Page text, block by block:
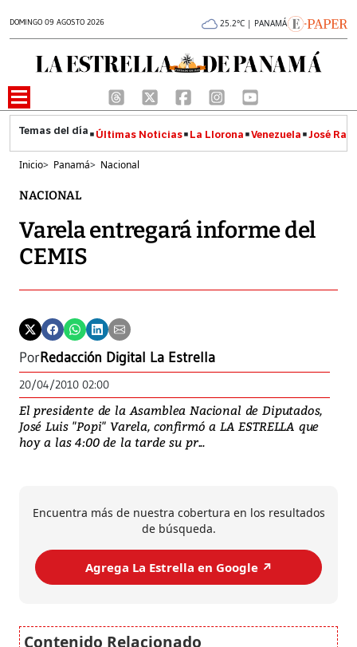
DOMINGO 09 AGOSTO 2026 25.2°C | PANAMÁ
Últimas Noticias La Llorona Venezuela José
Inicio> Panamá> Nacional
NACIONAL
Varela entregará informe del
CEMIS
PorRedacción Digital La Estrella
20/04/2010 02:00
El presidente de la Asamblea Nacional de Diputados,
José Luis "Popi" Varela, confirmó a LA ESTRELLA que
hoy a las 4:00 de la tarde su pr...
Encuentra más de nuestra cobertura en los resultados
de búsqueda.
Agrega La Estrella en Google ↗️